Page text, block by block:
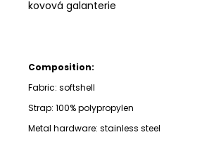
kovová galanterie
Composition:
Fabric: softshell
Strap: 100% polypropylen
Metal hardware: stainless steel